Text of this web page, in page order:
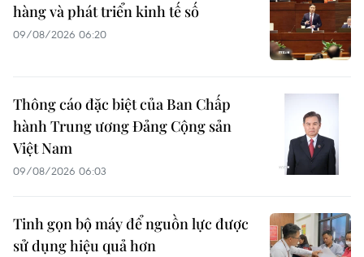
hàng và phát triển kinh tế số
09/08/2026 06:20
Thông cáo đặc biệt của Ban Chấp
hành Trung ương Đảng Cộng sản
Việt Nam
09/08/2026 06:03
Tinh gọn bộ máy để nguồn lực được
sử dụng hiệu quả hơn